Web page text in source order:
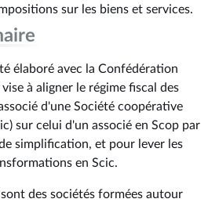
sur les biens et services.
élaboré avec la Confédération
à aligner le régime fiscal des
d'une Société coopérative
sur celui d'un associé en Scop par
simplification, et pour lever les
en Scic.
des sociétés formées autour